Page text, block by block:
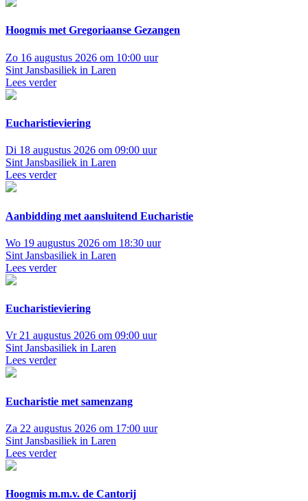
Hoogmis met Gregoriaanse Gezangen
Zo 16 augustus 2026 om 10:00 uur
Sint Jansbasiliek in Laren
Lees verder
Eucharistieviering
Di 18 augustus 2026 om 09:00 uur
Sint Jansbasiliek in Laren
Lees verder
Aanbidding met aansluitend Eucharistie
Wo 19 augustus 2026 om 18:30 uur
Sint Jansbasiliek in Laren
Lees verder
Eucharistieviering
Vr 21 augustus 2026 om 09:00 uur
Sint Jansbasiliek in Laren
Lees verder
Eucharistie met samenzang
Za 22 augustus 2026 om 17:00 uur
Sint Jansbasiliek in Laren
Lees verder
Hoogmis m.m.v. de Cantorij